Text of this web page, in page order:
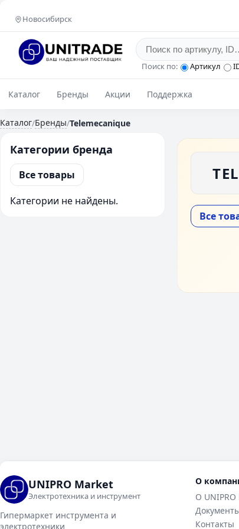
Новосибирск
Поиск по: Артикул
Каталог Бренды Акции Поддержка
Каталог/Бренды/Telemecanique
Категории бренда
Все товары
Категории не найдены.
TEL
Все
UNIPRO Market
Электротехника и инструмент
Гипермаркет инструмента и
электротехники
О
О
Контакты